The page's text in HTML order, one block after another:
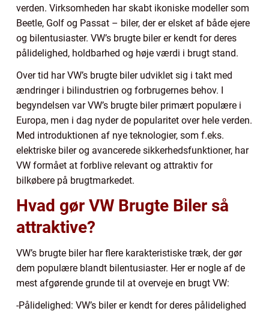
verden. Virksomheden har skabt ikoniske modeller som
Beetle, Golf og Passat – biler, der er elsket af både ejere
og bilentusiaster. VW’s brugte biler er kendt for deres
pålidelighed, holdbarhed og høje værdi i brugt stand.
Over tid har VW’s brugte biler udviklet sig i takt med
ændringer i bilindustrien og forbrugernes behov. I
begyndelsen var VW’s brugte biler primært populære i
Europa, men i dag nyder de popularitet over hele verden.
Med introduktionen af nye teknologier, som f.eks.
elektriske biler og avancerede sikkerhedsfunktioner, har
VW formået at forblive relevant og attraktiv for
bilkøbere på brugtmarkedet.
Hvad gør VW Brugte Biler så
attraktive?
VW’s brugte biler har flere karakteristiske træk, der gør
dem populære blandt bilentusiaster. Her er nogle af de
mest afgørende grunde til at overveje en brugt VW:
-Pålidelighed: VW’s biler er kendt for deres pålidelighed